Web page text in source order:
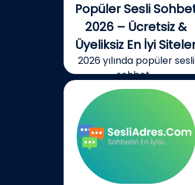
Popüler Sesli
2026 – Ücretsiz &
Üyeliksiz En İyi
2026 yılında popüler sesli
sohbet...